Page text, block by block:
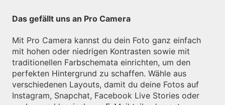
Das gefällt uns an Pro Camera
Mit Pro Camera kannst du dein Foto ganz einfach
mit hohen oder niedrigen Kontrasten sowie mit
traditionellen Farbschemata einrichten, um den
perfekten Hintergrund zu schaffen. Wähle aus
verschiedenen Layouts, damit du deine Fotos auf
Instagram, Snapchat, Facebook Live Stories oder